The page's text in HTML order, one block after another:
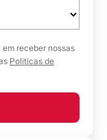
receber nossas
Políticas de